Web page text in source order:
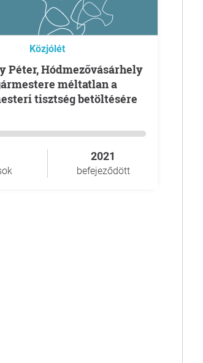
Közjólét
méltatlan a
tisztség betöltésére
2021
befejeződött